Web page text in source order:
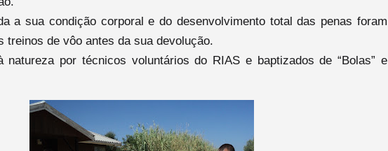
a sua condição corporal e do desenvolvimento total das penas foram
treinos de vôo antes da sua devolução.
natureza por técnicos voluntários do RIAS e baptizados de “Bolas” e